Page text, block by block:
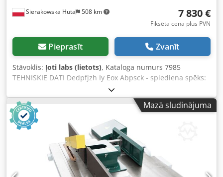
Sierakowska Huta 508 km 7 830 €
Fiksēta cena plus PVN
Pieprasīt Zvanīt
Stāvoklis: ļoti labs (lietots), Kataloga numurs 7985
TEHNISKIE DATI Dedpfjzh Iy Eox Abpsck - spiediena spēks:
hidraulisks - briketes forma: apaļa - briketes diametrs: 50
mm - tvertnes diametrs: 1000 mm - jauda: līdz 10
briketēm/min, apm. 90 kg/stundā - automātiska mašīnas
darbība - dzinējs: 5,5 kW - izmēri (gar/plat/aug):
1720x1100x1500 mm - svars: apmēram 650 kg
PRIEKŠROCĪBAS – ražots Itālijā – lietota briketēšanas prese
– nav pārkrāsota – ļoti labā stāvoklī Neto cena: 32 900 PLN
Neto cena: 7 830 EUR pie 4,2 EUR kursa (Cenas var
mainīties pie lielākām svārstībām)
Mazā sludinājuma